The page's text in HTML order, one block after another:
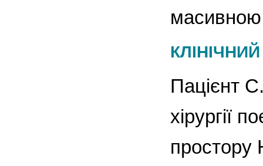
Пацієнт
хірургії
простору